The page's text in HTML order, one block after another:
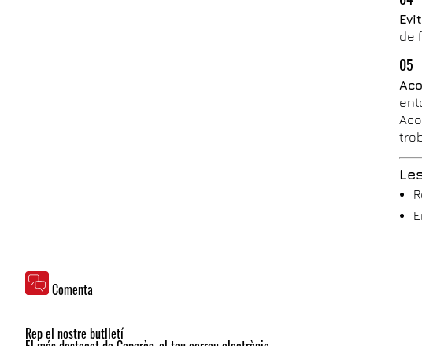
de
05
Comenta
Rep el nostre butlletí